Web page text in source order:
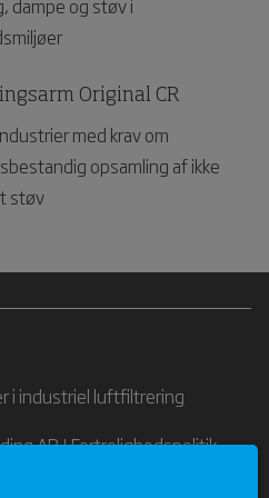
dampe og støv i
Original CR
med krav om
opsamling af ikke
støv
i industriel luftfiltrering
AB |Fortrolighedspolitik